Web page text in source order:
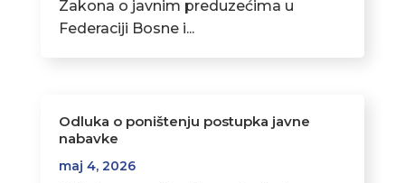
Zakona o javnim preduzećima u
Federaciji Bosne i...
Odluka o poništenju postupka javne
nabavke
maj 4, 2026